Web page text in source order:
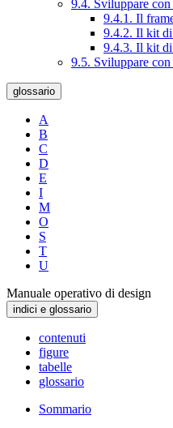
9.4. Sviluppare
9.4.1. Il
9.4.2. Il kit
9.4.3. Il kit
9.5. Sviluppare
glossario
A
B
C
D
E
I
M
O
S
T
U
Manuale operativo di design
indici e glossario
contenuti
figure
tabelle
glossario
Sommario